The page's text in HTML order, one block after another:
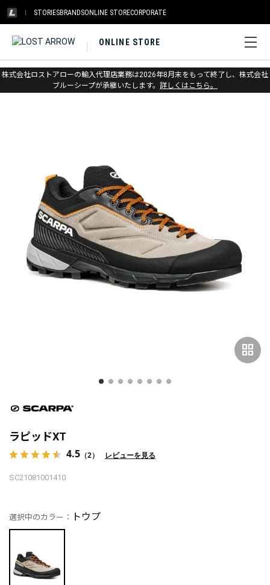
STORIESBRANDSONLINE STORECORPORATE
ONLINE STORE
株式会社ロストアローの輸入代理店業務は2026年8月末をもって終了し、株式会社
ブルーシープが承継いたします。 詳しくはこちら。
ホーム > スカルパ > トレイル
grid_view
ラピッドXT
4.5 （2） レビューを見る
SC21081001410
選択中のカラー： トウプ